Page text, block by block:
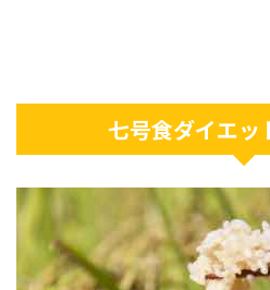
七号食ダイエッ